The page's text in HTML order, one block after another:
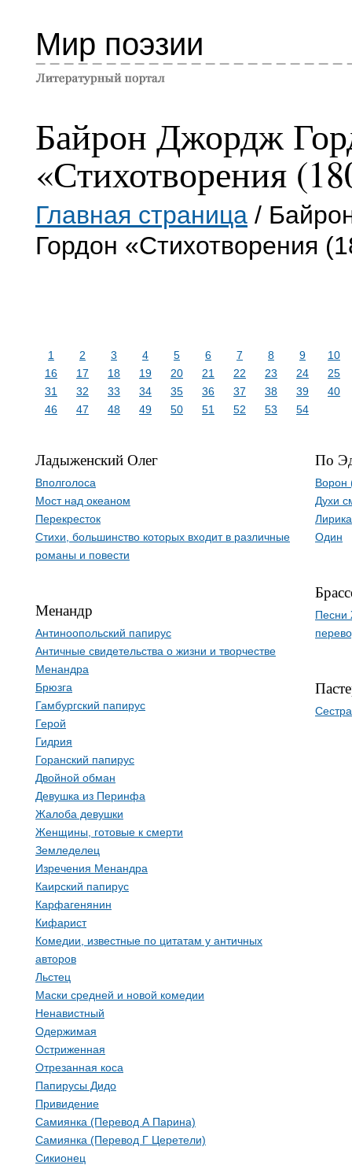
Мир поэзии
Байрон Джордж
«Стихотворения
Главная страница /
Гордон «Стихотворения
1 2 3 4 5 6 7 8 9
10
16
17 18 19 20 21 22 23 24
25
31
32 33 34 35 36 37 38 39
40
46
47 48 49 50 51 52 53 54
Ладыженский Олег
Вполголоса
Мост над океаном
Перекресток
Стихи, большинство которых входит в различные
романы и повести
Менандр
Антиноопольский папирус
Античные свидетельства о жизни и творчестве
Менандра
Брюзга
Гамбургский папирус
Герой
Гидрия
Горанский папирус
Двойной обман
Девушка из Перинфа
Жалоба девушки
Женщины, готовые к смерти
Земледелец
Изречения Менандра
Каирский папирус
Карфагенянин
Кифарист
Комедии, известные по цитатам у античных
авторов
Льстец
Маски средней и новой комедии
Ненавистный
Одержимая
Остриженная
Отрезанная коса
Папирусы Дидо
Привидение
Самиянка (Перевод А Парина)
Самиянка (Перевод Г Церетели)
Сикионец
По
Ворон
Духи
Лирика
Один
Песни